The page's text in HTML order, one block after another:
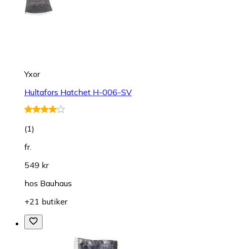
Yxor
Hultafors Hatchet H-006-SV
(1)
fr.
549 kr
hos Bauhaus
+21 butiker